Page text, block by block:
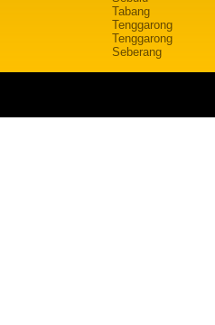
Tabang
Tenggarong
Tenggarong
Seberang